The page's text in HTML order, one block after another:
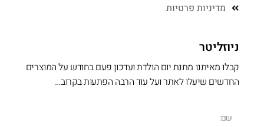
מדיניות פרטיות
ניוזליטר
קבלו מאיתנו מתנת יום הולדת ועדכון פעם בחודש על המוצרים
החדשים שיעלו לאתר ועל עוד הרבה הפתעות בקרוב…